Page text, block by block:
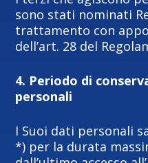
sono stati nominati
trattamento con
dell’art. 28 del
4. Periodo di
personali
I Suoi dati personali
*) per la durata